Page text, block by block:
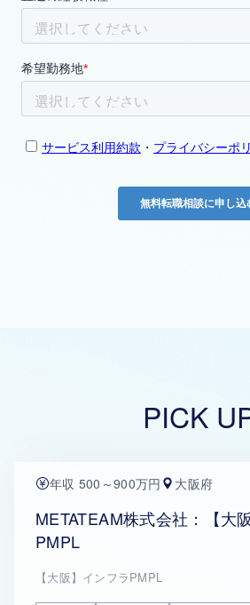
PICK
年収 500～900万円 大阪府
METATEAM株式会社：【大
PMPL
【大阪】インフラPMPL